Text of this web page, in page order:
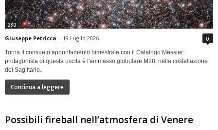
280
Giuseppe Petricca - 19 Luglio 2026 0
Torna il consueto appuntamento bimestrale con il Catalogo Messier:
protagonista di questa uscita è l'ammasso globulare M28, nella costellazione
del Sagittario.
Continua a leggere
Possibili fireball nell’atmosfera di Venere